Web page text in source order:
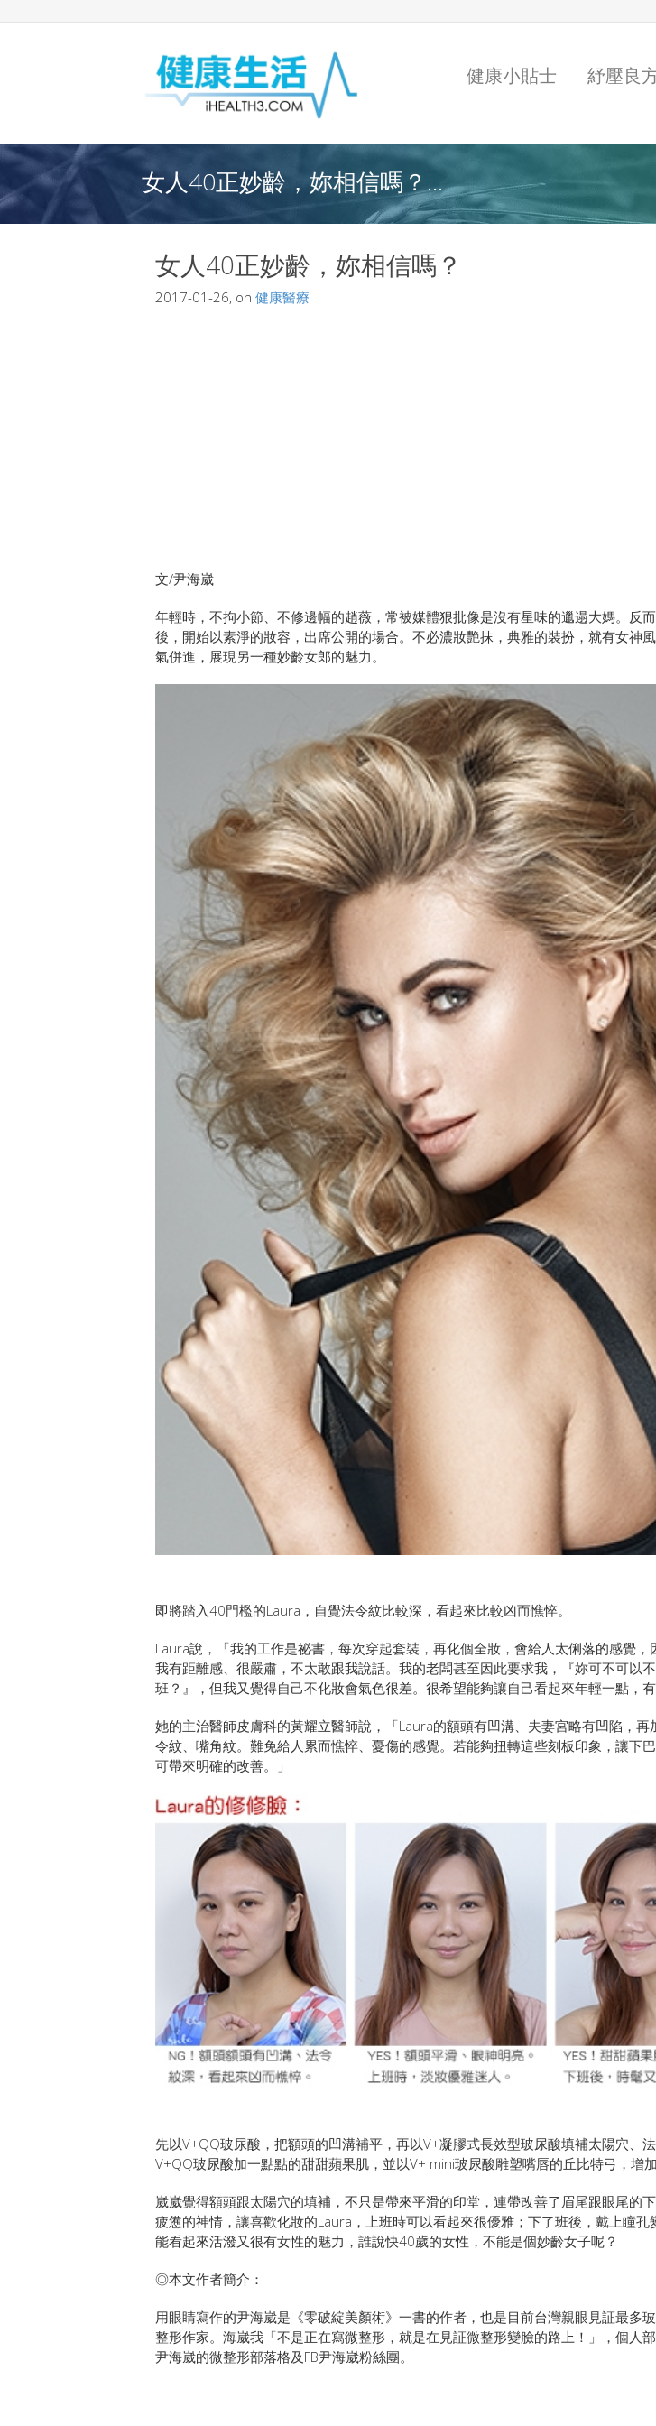
健康小貼士 紓壓良
女人40正妙齡，妳相信嗎？...
女人40正妙齡，妳相信嗎？
2017-01-26, on 健康醫療
文/尹海崴
年輕時，不拘小節、不修邊幅的趙薇，常被媒體狠批像是沒有星味的邋遢大媽。反
後，開始以素淨的妝容，出席公開的場合。不必濃妝艷抹，典雅的裝扮，就有女神
氣併進，展現另一種妙齡女郎的魅力。
即將踏入40門檻的Laura，自覺法令紋比較深，看起來比較凶而憔悴。
Laura說，「我的工作是祕書，每次穿起套裝，再化個全妝，會給人太俐落的感覺，
我有距離感、很嚴肅，不太敢跟我說話。我的老闆甚至因此要求我，『妳可不可以
班？』，但我又覺得自己不化妝會氣色很差。很希望能夠讓自己看起來年輕一點，有
她的主治醫師皮膚科的黃耀立醫師說，「Laura的額頭有凹溝、夫妻宮略有凹陷，再
令紋、嘴角紋。難免給人累而憔悴、憂傷的感覺。若能夠扭轉這些刻板印象，讓下
可帶來明確的改善。」
先以V+QQ玻尿酸，把額頭的凹溝補平，再以V+凝膠式長效型玻尿酸填補太陽穴、
V+QQ玻尿酸加一點點的甜甜蘋果肌，並以V+ mini玻尿酸雕塑嘴唇的丘比特弓，增加
崴崴覺得額頭跟太陽穴的填補，不只是帶來平滑的印堂，連帶改善了眉尾跟眼尾的
疲憊的神情，讓喜歡化妝的Laura，上班時可以看起來很優雅；下了班後，戴上瞳孔
能看起來活潑又很有女性的魅力，誰說快40歲的女性，不能是個妙齡女子呢？
◎本文作者簡介：
用眼睛寫作的尹海崴是《零破綻美顏術》一書的作者，也是目前台灣親眼見証最多
整形作家。海崴我「不是正在寫微整形，就是在見証微整形變臉的路上！」，個人
尹海崴的微整形部落格及FB尹海崴粉絲團。